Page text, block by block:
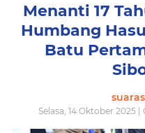
Menanti 17
Humbang
Batu
Selasa, 14 Oktober 2025